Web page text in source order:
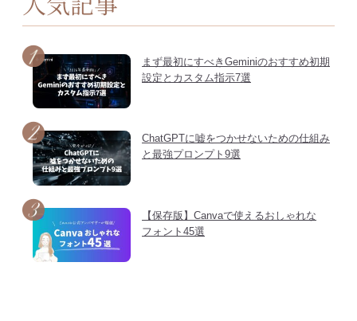
まず最初にすべきGeminiのおすすめ初期
設定とカスタム指示7選
ChatGPTに嘘をつかせないための仕組み
と最強プロンプト9選
【保存版】Canvaで使えるおしゃれな
フォント45選